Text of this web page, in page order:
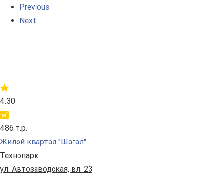
Previous
Next
4.30
486 т.р.
Жилой квартал "Шагал"
Технопарк
ул. Автозаводская, вл. 23